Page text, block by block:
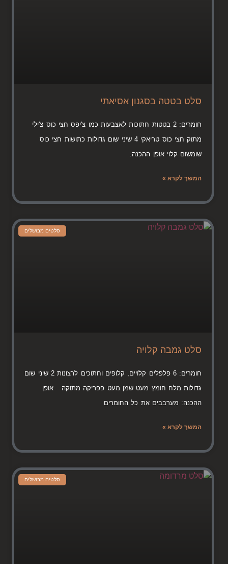
סלט בטטה בסגנון אסיאתי
חומרים: 2 בטטות חתוכות לאצבעות כמו צ'יפס חצי כוס צ'ילי
מתוק חצי כוס טריאקי 4 שיני שום גדולות כתושות חצי כוס
שומשום קלוי אופן ההכנה:
המשך לקרא »
סלטים מבושלים
סלט גמבה קלויה
חומרים: 6 פלפלים קלויים, קלופים וחתוכים לרצונות 2 שיני שום
גדולות מלח חומץ מעט שמן מעט פפריקה מתוקה אופן
ההכנה: מערבבים את כל החומרים
המשך לקרא »
סלטים מבושלים